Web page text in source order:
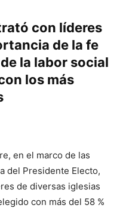
con líderes
de la fe
la labor social
los más
en el marco de las
del Presidente Electo,
de diversas iglesias
con más del 58 %